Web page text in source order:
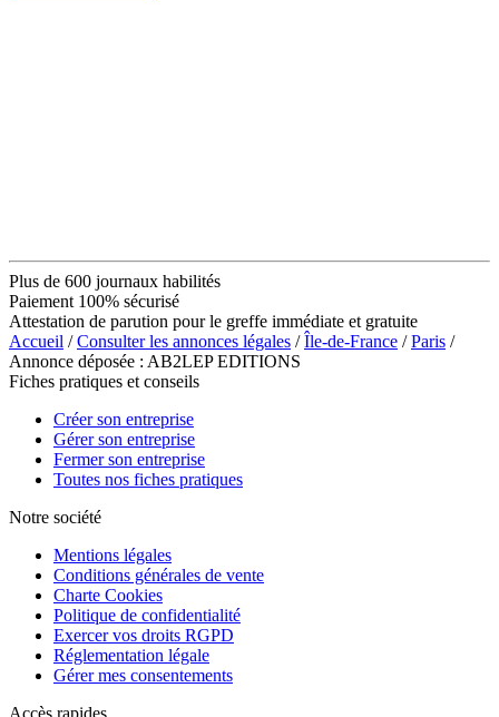
Plus de 600 journaux habilités
Paiement 100% sécurisé
Attestation de parution pour le greffe immédiate et gratuite
Accueil /Consulter les annonces légales /Île-de-France /Paris /
Annonce déposée : AB2LEP EDITIONS
Fiches pratiques et conseils
Créer son entreprise
Gérer son entreprise
Fermer son entreprise
Toutes nos fiches pratiques
Notre société
Mentions légales
Conditions générales de vente
Charte Cookies
Politique de confidentialité
Exercer vos droits RGPD
Réglementation légale
Gérer mes consentements
Accès rapides